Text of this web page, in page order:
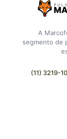
A
segmento de
(11) 3219-